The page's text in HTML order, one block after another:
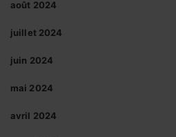
août 2024
juillet 2024
juin 2024
mai 2024
avril 2024